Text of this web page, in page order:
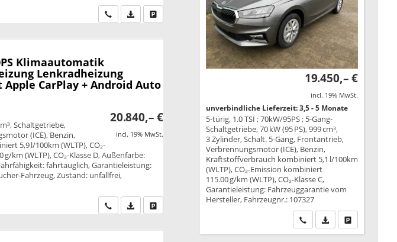
Wir rufen Sie anPDF-Datei, Fahrzeugexposé drucken
Drucken, parken oder vergleichen
Klimaautomatik
Lenkradheizung
CarPlay + Android Auto
20.840,– €
incl. 19% MwSt.
Schaltgetriebe,
(ICE), Benzin,
5,9 l/100km (WLTP), CO₂-
km (WLTP), CO₂-Klasse D, Außenfarbe:
fahrtauglich, Garantieleistung:
Fahrzeug, Zustand: unfallfrei,
Wir rufen Sie anPDF-Datei, Fahrzeugexposé drucken
Drucken, parken oder vergleichen
19.450,– €
incl. 19% MwSt.
unverbindliche Lieferzeit: 3,5 - 5 Monate
5-türig, 1.0 TSI ; 70kW/95PS ; 5-Gang-
Schaltgetriebe, 70 kW (95 PS), 999 cm³,
3 Zylinder, Schalt. 5-Gang, Frontantrieb,
Verbrennungsmotor (ICE), Benzin,
Kraftstoffverbrauch kombiniert 5,1 l/100km
(WLTP), CO₂-Emission kombiniert
115.00 g/km (WLTP), CO₂-Klasse C,
Garantieleistung: Fahrzeuggarantie vom
Hersteller, Fahrzeugnr.: 107327
Wir rufen Sie an
PDF-Datei,Drucken,